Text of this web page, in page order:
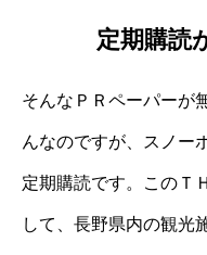
定期購読
そんなＰＲペーパーが
んなのですが、スノー
定期購読です。このＴ
して、長野県内の観光